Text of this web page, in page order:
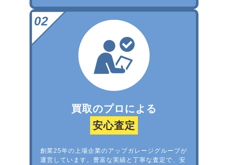
買取のプロによる
安心査定
創業25年の上場企業のアップガレージグループが
運営しています。豊富な実績と丁寧な査定で、安